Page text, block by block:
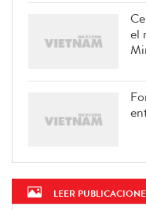
el
LEER